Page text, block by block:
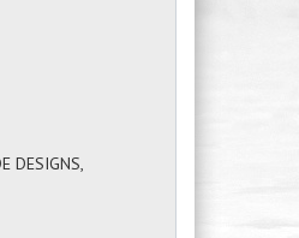
DESIGNS,